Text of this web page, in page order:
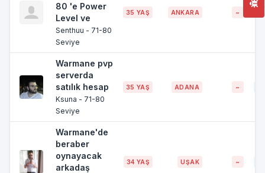
80 'e Power
Level ve
Senthuu - 71-80
Seviye
35 YAŞ ANKARA ~
Warmane pvp
serverda
satılık hesap
Ksuna - 71-80
Seviye
35 YAŞ ADANA ~
Warmane'de
beraber
oynayacak
arkadaş
34 YAŞ UŞAK ~